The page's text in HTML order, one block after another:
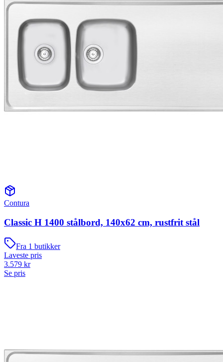
Contura
Classic H 1400 stålbord, 140x62 cm, rustfrit stål
Fra 1 butikker
Laveste pris
3.579 kr
Se pris